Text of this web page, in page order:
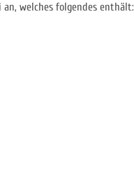
welches folgendes enthält: